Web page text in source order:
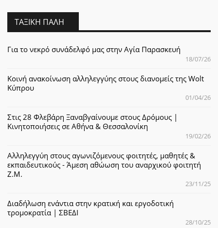
ΤΑΞΙΚΉ ΠΆΛΗ
Για το νεκρό συνάδελφό μας στην Αγία Παρασκευή
18/07/26
Κοινή ανακοίνωση αλληλεγγύης στους διανομείς της Wolt
Κύπρου
01/04/26
Στις 28 Φλεβάρη Ξαναβγαίνουμε στους Δρόμους |
Κινητοποιήσεις σε Αθήνα & Θεσσαλονίκη
19/02/26
Αλληλεγγύη στους αγωνιζόμενους φοιτητές, μαθητές &
εκπαιδευτικούς - Άμεση αθώωση του αναρχικού φοιτητή
Ζ.Μ.
23/11/25
Διαδήλωση ενάντια στην κρατική και εργοδοτική
τρομοκρατία | ΣΒΕΔΙ
28/10/25